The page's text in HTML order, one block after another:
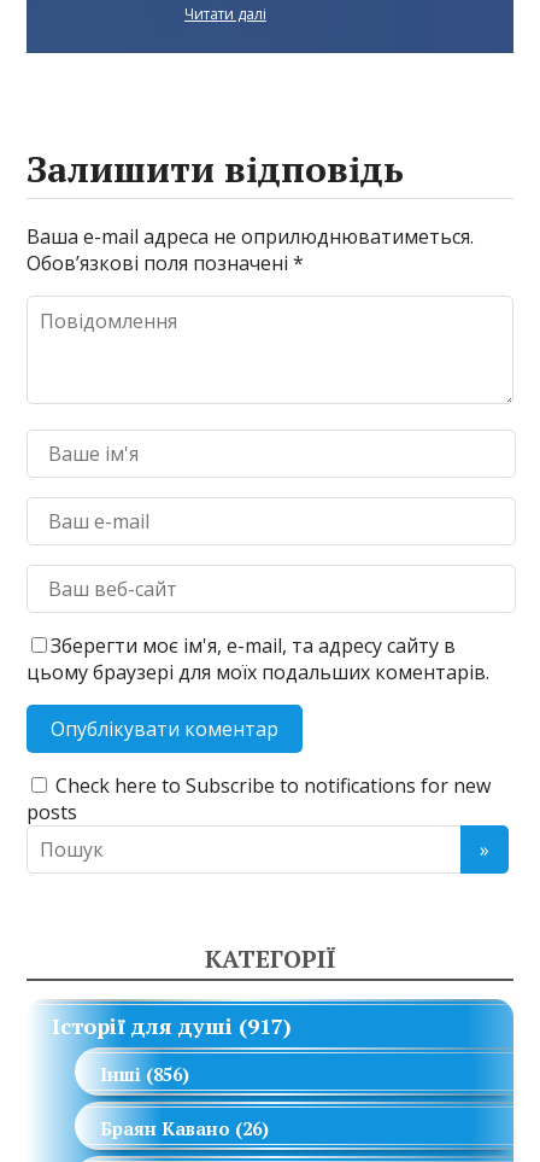
Читати далі
Залишити відповідь
Ваша e-mail адреса не оприлюднюватиметься.
Обов’язкові поля позначені*
Зберегти моє ім'я, e-mail, та адресу сайту в
цьому браузері для моїх подальших коментарів.
Check here to Subscribe to notifications for new
posts
КАТЕГОРІЇ
Історії для душі (917)
Інші (856)
Браян Кавано (26)